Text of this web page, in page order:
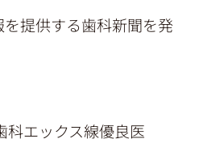
提供する歯科新聞を発
科エックス線優良医